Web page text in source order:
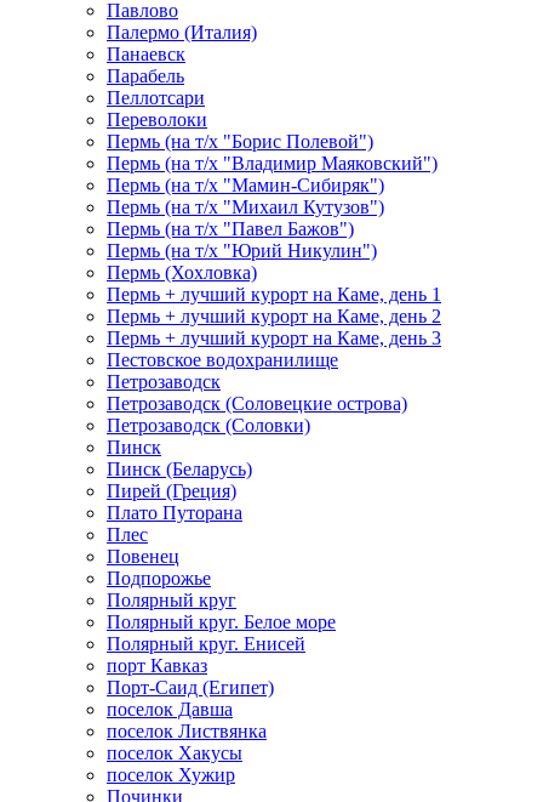
Павлово
Палермо (Италия)
Панаевск
Парабель
Пеллотсари
Переволоки
Пермь (на т/х "Борис Полевой")
Пермь (на т/х "Владимир Маяковский")
Пермь (на т/х "Мамин-Сибиряк")
Пермь (на т/х "Михаил Кутузов")
Пермь (на т/х "Павел Бажов")
Пермь (на т/х "Юрий Никулин")
Пермь (Хохловка)
Пермь + лучший курорт на Каме, день 1
Пермь + лучший курорт на Каме, день 2
Пермь + лучший курорт на Каме, день 3
Пестовское водохранилище
Петрозаводск
Петрозаводск (Соловецкие острова)
Петрозаводск (Соловки)
Пинск
Пинск (Беларусь)
Пирей (Греция)
Плато Путорана
Плес
Повенец
Подпорожье
Полярный круг
Полярный круг. Белое море
Полярный круг. Енисей
порт Кавказ
Порт-Саид (Египет)
поселок Давша
поселок Листвянка
поселок Хакусы
поселок Хужир
Починки